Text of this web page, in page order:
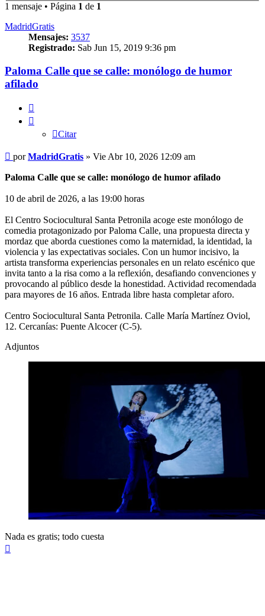
1 mensaje • Página 1 de 1
MadridGratis
Mensajes: 3537
Registrado: Sab Jun 15, 2019 9:36 pm
Paloma Calle que se calle: monólogo de humor
afilado
Citar
Mensaje
porMadridGratis » Vie Abr 10, 2026 12:09 am
Paloma Calle que se calle: monólogo de humor afilado
10 de abril de 2026, a las 19:00 horas
El Centro Sociocultural Santa Petronila acoge este monólogo de
comedia protagonizado por Paloma Calle, una propuesta directa y
mordaz que aborda cuestiones como la maternidad, la identidad, la
violencia y las expectativas sociales. Con un humor incisivo, la
artista transforma experiencias personales en un relato escénico que
invita tanto a la risa como a la reflexión, desafiando convenciones y
provocando al público desde la honestidad. Actividad recomendada
para mayores de 16 años. Entrada libre hasta completar aforo.
Centro Sociocultural Santa Petronila. Calle María Martínez Oviol,
12. Cercanías: Puente Alcocer (C-5).
Adjuntos
Nada es gratis; todo cuesta